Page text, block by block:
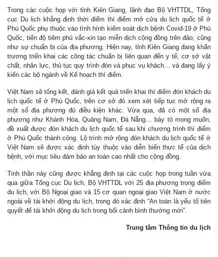
Trong các cuộc họp với tỉnh Kiên Giang, lãnh đạo Bộ VHTTDL, Tổng
cục Du lịch khẳng định thời điểm thí điểm mở cửa du lịch quốc tế ở
Phú Quốc phụ thuộc vào tình hình kiểm soát dịch bệnh Covid-19 ở Phú
Quốc, tiến độ tiêm phủ vắc-xin tạo miễn dịch cộng đồng trên đảo, cũng
như sự chuẩn bị của địa phương. Hiện nay, tỉnh Kiên Giang đang khẩn
trương triển khai các công tác chuẩn bị liên quan đến y tế, cơ sở vật
chất, nhân lực, thủ tục quy trình đón và phục vụ khách… và đang lấy ý
kiến các bộ ngành về Kế hoạch thí điểm.
Việt Nam sẽ tổng kết, đánh giá kết quả triển khai thí điểm đón khách du
lịch quốc tế ở Phú Quốc, trên cơ sở đó xem xét tiếp tục mở rộng ra
một số địa phương đủ điều kiện khác. Vừa qua, đã có một số địa
phương như Khánh Hòa, Quảng Nam, Đà Nẵng… bày tỏ mong muốn,
đề xuất được đón khách du lịch quốc tế sau khi chương trình thí điểm
ở Phú Quốc thành công. Lộ trình mở rộng đón khách du lịch quốc tế ở
Việt Nam sẽ được xác định tùy thuộc vào diễn biến thực tế của dịch
bệnh, với mục tiêu đảm bảo an toàn cao nhất cho cộng đồng.
Tinh thần này cũng được khẳng định tại các cuộc họp trong tuần vừa
qua giữa Tổng cục Du lịch, Bộ VHTTDL với 25 địa phương trọng điểm
du lịch, với Bộ Ngoại giao và 15 cơ quan ngoại giao Việt Nam ở nước
ngoài về tái khởi động du lịch, trong đó xác định “An toàn là yếu tố tiên
quyết để tái khởi động du lịch trong bối cảnh bình thường mới”.
Trung tâm Thông tin du lịch